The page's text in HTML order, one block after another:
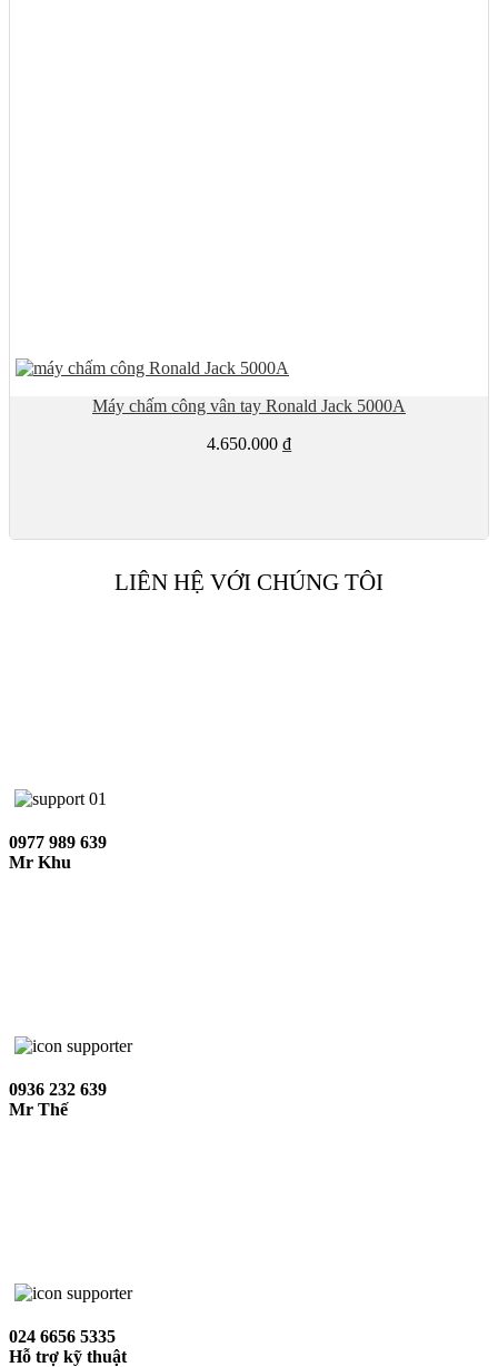
Máy chấm công vân tay Ronald Jack 5000A
4.650.000 ₫
LIÊN HỆ VỚI CHÚNG TÔI
0977 989 639
Mr Khu
0936 232 639
Mr Thế
024 6656 5335
Hỗ trợ kỹ thuật